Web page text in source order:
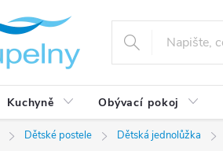
Kuchyně Obývací pokoj
Dětské postele Dětská jednolůžka